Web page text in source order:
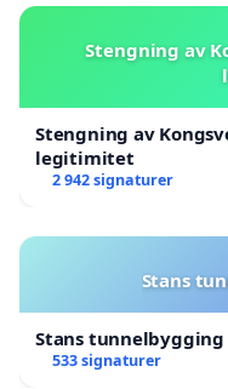
Stengning av
Stengning av
legitimitet
2 942 signaturer
Stans
Stans
533 signaturer